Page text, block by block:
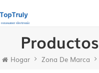
Productos
Hogar Zona De Marca